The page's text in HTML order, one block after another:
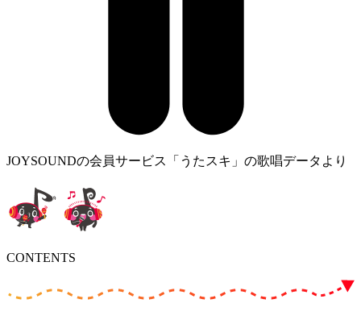
JOYSOUNDの会員サービス「うたスキ」の歌唱データより
CONTENTS